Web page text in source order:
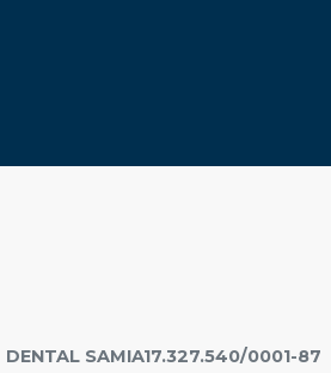
DENTAL SAMIA17.327.540/0001-87